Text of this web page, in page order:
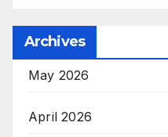
Archives
May 2026
April 2026